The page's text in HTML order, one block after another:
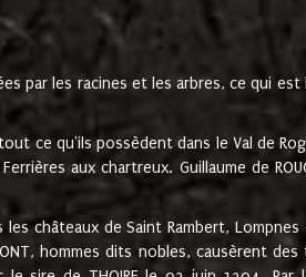
par les racines et les arbres, ce qui est
tout ce qu'ils possèdent dans le Val de
aux chartreux. Guillaume de
châteaux de Saint Rambert,
hommes dits nobles, causèrent des